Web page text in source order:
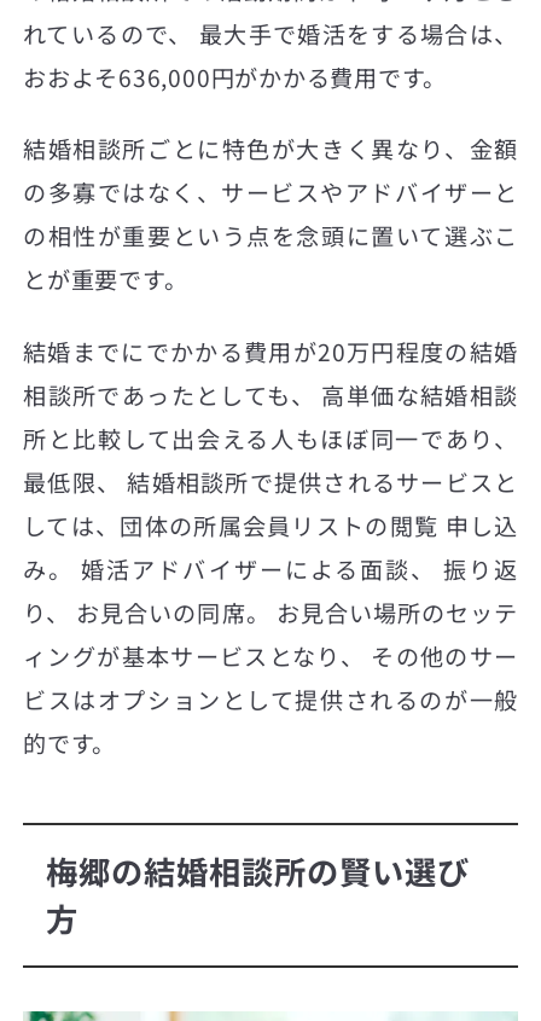
れているので、 最大手で婚活をする場合は、
おおよそ636,000円がかかる費用です。
結婚相談所ごとに特色が大きく異なり、金額
の多寡ではなく、サービスやアドバイザーと
の相性が重要という点を念頭に置いて選ぶこ
とが重要です。
結婚までにでかかる費用が20万円程度の結婚
相談所であったとしても、 高単価な結婚相談
所と比較して出会える人もほぼ同一であり、
最低限、 結婚相談所で提供されるサービスと
しては、団体の所属会員リストの閲覧 申し込
み。 婚活アドバイザーによる面談、 振り返
り、 お見合いの同席。 お見合い場所のセッテ
ィングが基本サービスとなり、 その他のサー
ビスはオプションとして提供されるのが一般
的です。
梅郷の結婚相談所の賢い選び
方